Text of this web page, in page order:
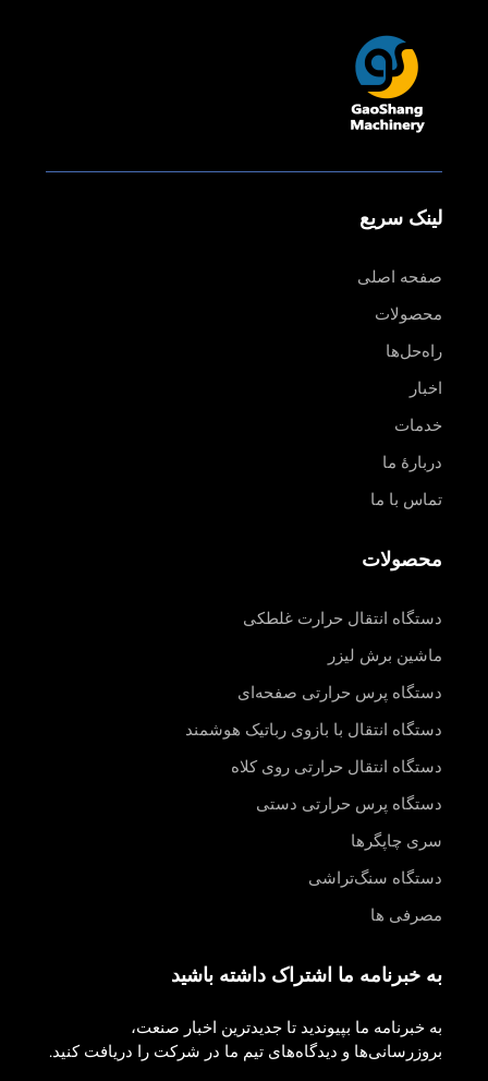
لینک سریع
صفحه اصلی
محصولات
راه‌حل‌ها
اخبار
خدمات
دربارهٔ ما
تماس با ما
محصولات
دستگاه انتقال حرارت غلطکی
ماشین برش لیزر
دستگاه پرس حرارتی صفحه‌ای
دستگاه انتقال با بازوی رباتیک هوشمند
دستگاه انتقال حرارتی روی کلاه
دستگاه پرس حرارتی دستی
سری چاپگرها
دستگاه سنگ‌تراشی
مصرفی ها
به خبرنامه ما اشتراک داشته باشید
به خبرنامه ما بپیوندید تا جدیدترین اخبار صنعت،
بروزرسانی‌ها و دیدگاه‌های تیم ما در شرکت را دریافت کنید.